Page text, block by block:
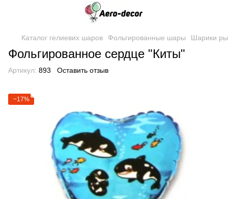
Каталог гелиевих шаров Фольгированные шары Шарики
Фольгированное сердце "Киты"
Артикул: 893 Оставить отзыв
−17%